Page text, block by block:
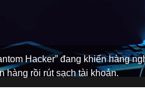
Hacker” đang khiến hàng
hàng rồi rút sạch tài khoản.